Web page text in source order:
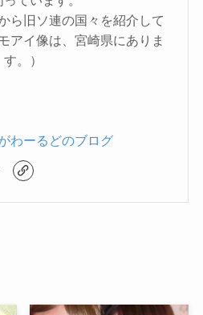
ら旧ソ連の国々を紹介して
アイ像は、宮崎県にありま
す。）
わーるどのブログ